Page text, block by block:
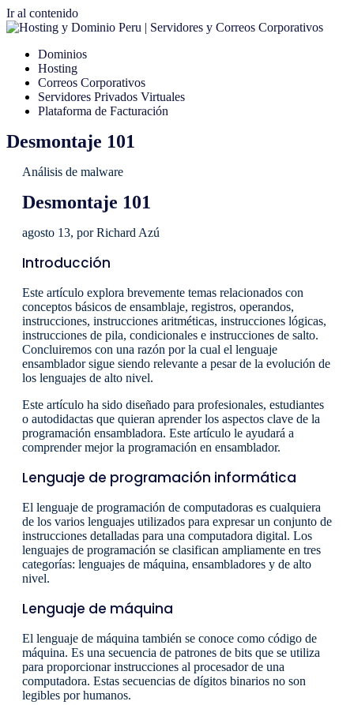
Ir al contenido
Dominios
Hosting
Correos Corporativos
Servidores Privados Virtuales
Plataforma de Facturación
Desmontaje 101
Análisis de malware
Desmontaje 101
agosto 13, por Richard Azú
Introducción
Este artículo explora brevemente temas relacionados con
conceptos básicos de ensamblaje, registros, operandos,
instrucciones, instrucciones aritméticas, instrucciones lógicas,
instrucciones de pila, condicionales e instrucciones de salto.
Concluiremos con una razón por la cual el lenguaje
ensamblador sigue siendo relevante a pesar de la evolución de
los lenguajes de alto nivel.
Este artículo ha sido diseñado para profesionales, estudiantes
o autodidactas que quieran aprender los aspectos clave de la
programación ensambladora. Este artículo le ayudará a
comprender mejor la programación en ensamblador.
Lenguaje de programación informática
El lenguaje de programación de computadoras es cualquiera
de los varios lenguajes utilizados para expresar un conjunto de
instrucciones detalladas para una computadora digital. Los
lenguajes de programación se clasifican ampliamente en tres
categorías: lenguajes de máquina, ensambladores y de alto
nivel.
Lenguaje de máquina
El lenguaje de máquina también se conoce como código de
máquina. Es una secuencia de patrones de bits que se utiliza
para proporcionar instrucciones al procesador de una
computadora. Estas secuencias de dígitos binarios no son
legibles por humanos.